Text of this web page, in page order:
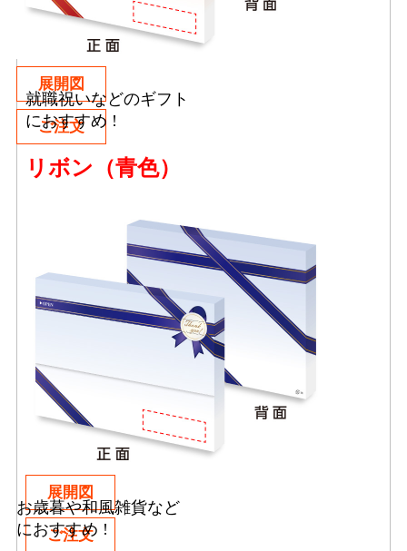
展開図
ご注文
就職祝いなどのギフト
におすすめ !
リボン（青色）
展開図
ご注文
お歳暮や和風雑貨など
におすすめ !